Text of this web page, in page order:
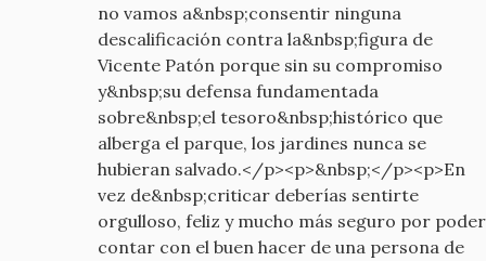
no vamos a&nbsp;consentir ninguna
descalificación contra la&nbsp;figura de
Vicente Patón porque sin su compromiso
y&nbsp;su defensa fundamentada
sobre&nbsp;el tesoro&nbsp;histórico que
alberga el parque, los jardines nunca se
hubieran salvado.</p><p>&nbsp;</p><p>En
vez de&nbsp;criticar deberías sentirte
orgulloso, feliz y mucho más seguro por poder
contar con el buen hacer de una persona de